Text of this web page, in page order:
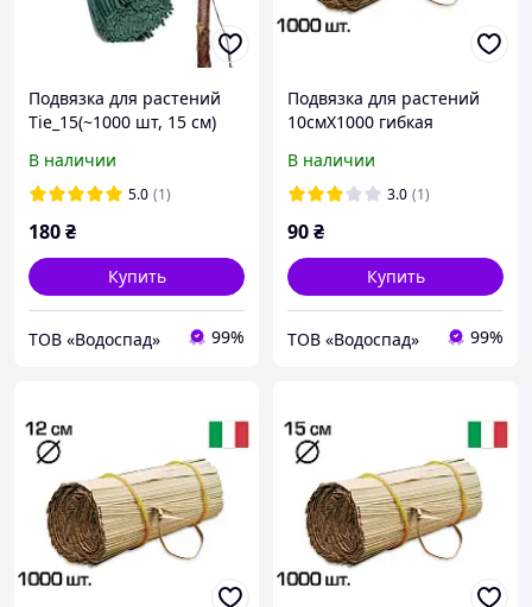
Подвязка для растений
Tie_15(~1000 шт, 15 см)
В наличии
5.0 (1)
180₴
Купить
ТОВ «Водоспад» 99%
Подвязка для растений
10смХ1000 гибкая
бумажной оболочке
(23FCSPE10)
В наличии
3.0 (1)
90₴
Купить
ТОВ «Водоспад» 99%